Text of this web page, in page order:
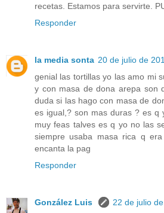
recetas. Estamos para servirte.
Responder
la media sonta 20 de julio de
genial las tortillas yo las amo mi
y con masa de dona arepa son
duda si las hago con masa de
es igual,? son mas duras ? es q
muy feas talves es q yo no las
siempre usaba masa rica q
encanta la pag
Responder
González Luis
22 de julio